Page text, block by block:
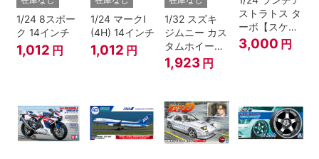
1/24 8スポー
ク 14インチ
1,012 円
1/24 マークI
(4H) 14インチ
1,012 円
1/32 スズキ
ジムニー カス
タムホイール
(ブルーイッシ
ュブラックパ
1,923 円
ストラトス タ
ーボ【スケー
ルモデル限
定】
3,000 円